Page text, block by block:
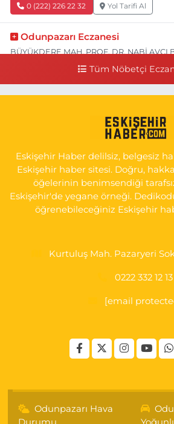
0 (222) 226 22 32 Yol Tarifi Al
Odunpazarı Eczanesi
BÜYÜKDERE MAH. PROF. DR. NABİ AVCI
YENİDOĞAN MH.ŞEHİT SERKAN ÖZAYDIN
0 (222) 237 75 17 Yol Tarifi Al
Tüm Nöbetçi
Eskişehir Haber delilsiz, belgesiz
Eskişehir haber sitesi. Doğru,
öğelerinin benimsendiği
Eskişehir'de yegane örneği.
öğrenebileceğiniz Eskişehir
Kurtuluş Mah. Pazaryeri
0222 332 12 13
[email
Odunpazarı Hava